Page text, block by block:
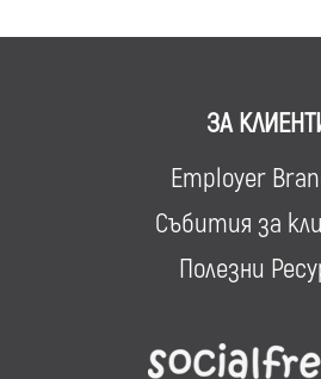
ЗА
Employer
Събития за
Полезни